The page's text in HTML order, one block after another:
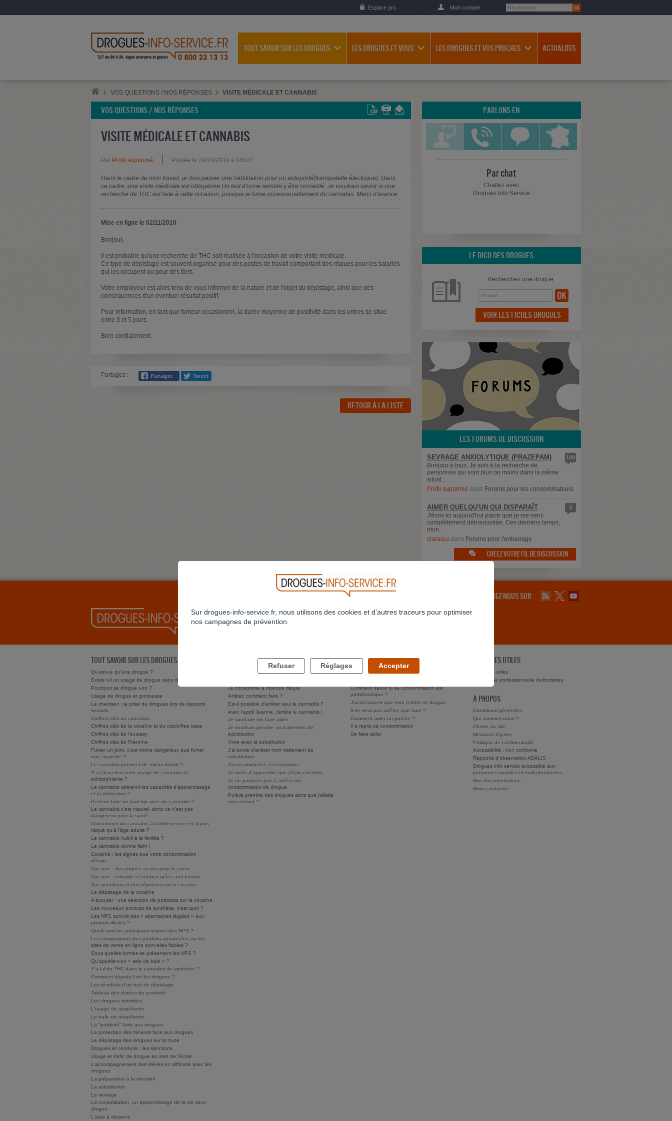
Espace pro Mon compte
TOUT SAVOIR SUR LES DROGUES LES DROGUES ET VOUS LES DROGUES ET VOS PROCHES ACTUALITES
VOS QUESTIONS / NOS RÉPONSES VISITE MÉDICALE ET CANNABIS
VOS QUESTIONS / NOS RÉPONSES
VISITE MÉDICALE ET CANNABIS
Par Profil supprimé Postée le 29/10/2010 à 08h22
Dans le cadre de mon travail, je dois passer une habilitation pour un autoporté(transpalette électrique). Dans
ce cadre, une visite médicale est obligatoire.Un test d'urine semble y être conseillé. Je voudrais savoir si une
recherche de THC est faite à cette occasion, puisque je fume occasionnellement du cannabis. Merci d'avance
Mise en ligne le 02/11/2010
Bonjour,
Il est probable qu'une recherche de THC soit réalisée à l'occasion de votre visite médicale.
Ce type de dépistage est souvent organisé pour des postes de travail comportant des risques pour les salariés
qui les occupent ou pour des tiers.
Votre employeur est alors tenu de vous informer de la nature et de l'objet du dépistage, ainsi que des
conséquences d'un éventuel résultat positif.
Pour information, en tant que fumeur occasionnel, la durée moyenne de positivité dans les urines se situe
entre 3 et 5 jours.
Bien cordialement.
Partagez :
RETOUR À LA LISTE
PARLONS-EN
Par chat
Chattez avec
Drogues Info Service
LE DICO DES DROGUES
Recherchez une drogue
VOIR LES FICHES DROGUES
LES FORUMS DE DISCUSSION
189
SEVRAGE ANXIOLYTIQUE (PRAZEPAM)
Bonjour à tous, Je suis à la recherche de
personnes qui sont plus ou moins dans la même
situat...
Profil supprimé dans Forums pour les consommateurs
3
AIMER QUELQU'UN QUI DISPARAÎT
J'écris ici aujourd'hui parce que je me sens
complètement déboussolée. Ces derniers temps,
mon...
claralou dans Forums pour l'entourage
 CRÉEZ VOTRE FIL DE DISCUSSION
SUIVEZ-NOUS SUR :
TOUT SAVOIR SUR LES DROGUES
Qu'est-ce qu'une drogue ?
Existe t-il un usage de drogue sans risque ?
Pourquoi se drogue t-on ?
Usage de drogue et grossesse
Le chemsex : la prise de drogues lors de rapports
sexuels
Chiffres clés du cannabis
Chiffres clés de la cocaïne et du crack/free base
Chiffres clés de l'ecstasy
Chiffres clés de l'héroïne
Fumer un joint, c’est moins dangereux que fumer
une cigarette ?
Le cannabis permet-il de mieux dormir ?
Y a t-il un lien entre usage de cannabis et
schizophrénie ?
Le cannabis altère-t-il les capacités d'apprentissage
et la motivation ?
Peut-on faire un bad trip avec du cannabis ?
Le cannabis c'est naturel, donc ce n'est pas
dangereux pour la santé
Consommer du cannabis à l’adolescence est-il plus
risqué qu’à l’âge adulte ?
Le cannabis nuit-il à la fertilité ?
Le cannabis donne faim !
Cocaïne : les signes que votre consommation
dérape
Cocaïne : des risques accrus pour le coeur
Cocaïne : entraide et soutien grâce aux forums
Vos questions et nos réponses sur la cocaïne
Le dépistage de la cocaïne
A écouter : une sélection de podcasts sur la cocaïne
Les nouveaux produits de synthèse, c’est quoi ?
Les NPS sont-ils des « alternatives légales » aux
produits illicites ?
Quels sont les principaux risques des NPS ?
Les compositions des produits annoncées sur les
sites de vente en ligne sont-elles fiables ?
Sous quelles formes se présentent les NPS ?
Qu’appelle-t-on « sels de bain » ?
Y’a-t-il du THC dans le cannabis de synthèse ?
Comment dépiste t-on les drogues ?
Les résultats d'un test de dépistage
Tableau des durées de positivité
Les drogues interdites
L'usage de stupéfiants
Le trafic de stupéfiants
La "publicité" faite aux drogues
La protection des mineurs face aux drogues
Le dépistage des drogues sur la route
Drogues et conduite : les sanctions
Usage et trafic de drogue au sein de l'école
L'accompagnement des élèves en difficulté avec les
drogues
La préparation à la décision
La substitution
Le sevrage
La consolidation, un apprentissage de la vie sans
drogue
L'aide à distance
LES DROGUES ET VOUS
Comment savoir si j'ai un problème ?
Je consomme à moindre risque
Arrêter, comment faire ?
Est-il possible d'arrêter seul le cannabis ?
Avec l'appli Jeanne, j'arrête le cannabis !
Je souhaite me faire aider
Je voudrais prendre un traitement de
substitution
Vivre avec la substitution
J'ai envie d'arrêter mon traitement de
substitution
J'ai recommencé à consommer
Je viens d'apprendre que j'étais enceinte
Je ne parviens pas à arrêter ma
consommation de drogue
Puis-je prendre des drogues alors que j'allaite
mon enfant ?
LES DROGUES ET VOS PROCHES
Comment parler des drogues à mes enfants ?
Comment savoir si sa consommation est
problématique ?
J'ai découvert que mon enfant se drogue
Il ne veut pas arrêter, que faire ?
Comment aider un proche ?
Il a repris sa consommation
Se faire aider
ADRESSES UTILES
Adresses utiles
Recherche professionnelle multicritères
À PROPOS
Conditions générales
Qui sommes-nous ?
Charte du site
Mentions légales
Politique de confidentialité
Accessibilité : non conforme
Rapports d'observation ADALIS
Drogues info service accessible aux
personnes sourdes et malentendantes
Nos documentations
Nous contacter
Sur drogues-info-service.fr, nous utilisons des cookies et d’autres traceurs pour optimiser
nos campagnes de prévention.
Refuser Réglages Accepter